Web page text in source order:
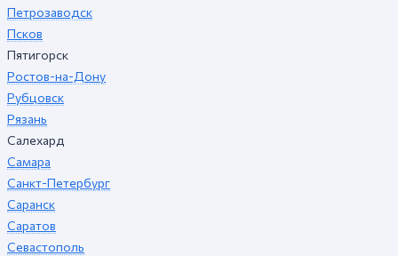
Петрозаводск
Псков
Пятигорск
Ростов-на-Дону
Рубцовск
Рязань
Салехард
Самара
Санкт-Петербург
Саранск
Саратов
Севастополь